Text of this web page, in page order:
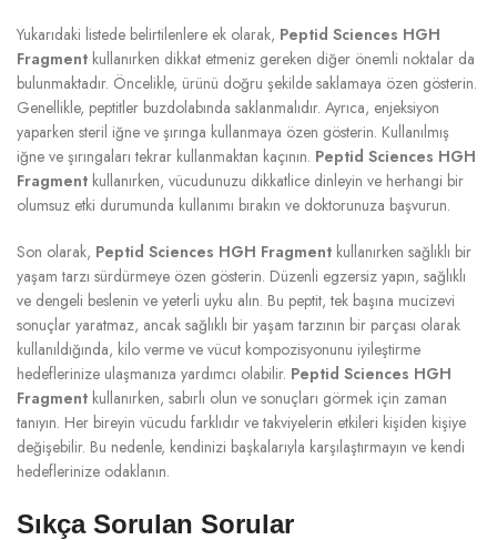
Yukarıdaki listede belirtilenlere ek olarak, Peptid Sciences HGH
Fragment kullanırken dikkat etmeniz gereken diğer önemli noktalar da
bulunmaktadır. Öncelikle, ürünü doğru şekilde saklamaya özen gösterin.
Genellikle, peptitler buzdolabında saklanmalıdır. Ayrıca, enjeksiyon
yaparken steril iğne ve şırınga kullanmaya özen gösterin. Kullanılmış
iğne ve şırıngaları tekrar kullanmaktan kaçının. Peptid Sciences HGH
Fragment kullanırken, vücudunuzu dikkatlice dinleyin ve herhangi bir
olumsuz etki durumunda kullanımı bırakın ve doktorunuza başvurun.
Son olarak, Peptid Sciences HGH Fragment kullanırken sağlıklı bir
yaşam tarzı sürdürmeye özen gösterin. Düzenli egzersiz yapın, sağlıklı
ve dengeli beslenin ve yeterli uyku alın. Bu peptit, tek başına mucizevi
sonuçlar yaratmaz, ancak sağlıklı bir yaşam tarzının bir parçası olarak
kullanıldığında, kilo verme ve vücut kompozisyonunu iyileştirme
hedeflerinize ulaşmanıza yardımcı olabilir. Peptid Sciences HGH
Fragment kullanırken, sabırlı olun ve sonuçları görmek için zaman
tanıyın. Her bireyin vücudu farklıdır ve takviyelerin etkileri kişiden kişiye
değişebilir. Bu nedenle, kendinizi başkalarıyla karşılaştırmayın ve kendi
hedeflerinize odaklanın.
Sıkça Sorulan Sorular